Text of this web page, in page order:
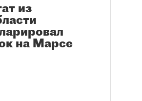
из
на Марсе